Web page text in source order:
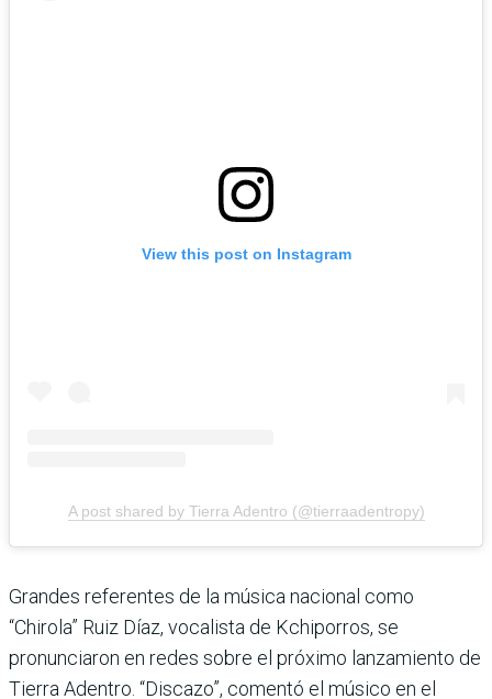
View this post on Instagram
A post shared by Tierra Adentro (@tierraadentropy)
Grandes referentes de la música nacional como
“Chirola” Ruiz Díaz, vocalista de Kchiporros, se
pronunciaron en redes sobre el próximo lanzamiento de
Tierra Adentro. “Discazo”, comentó el músico en el